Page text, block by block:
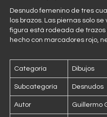
Desnudo femenino de tres
los brazos. Las piernas solo
figura está rodeada de trazos
hecho con marcadores rojo,
Categoría Dibujos
Subcategoría Desnudos
Autor Guillermo